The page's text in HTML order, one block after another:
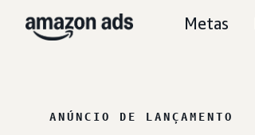
Metas
ANÚNCIO DE LANÇAMENTO